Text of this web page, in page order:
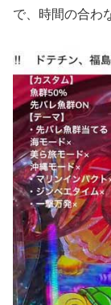
で、時間の合わ